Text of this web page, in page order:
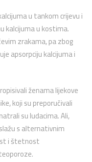
u tankom crijevu i
kalcijuma u kostima.
zrakama, pa zbog
apsorpciju kalcijuma i
ženama lijekove
koji su preporučivali
su ludacima. Ali,
s alternativnim
i štetnost